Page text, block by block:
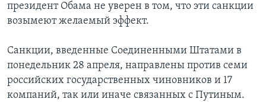
президент Обама не уверен в том, что эти санкции
возымеют желаемый эффект.
Санкции, введенные Соединенными Штатами в
понедельник 28 апреля, направлены против семи
российских государственных чиновников и 17
компаний, так или иначе связанных с Путиным.